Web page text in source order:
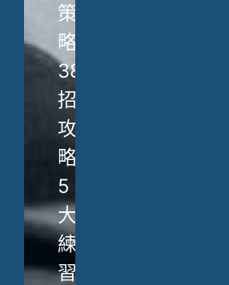
策
略、
38
招
攻
略、
5
大
練
習